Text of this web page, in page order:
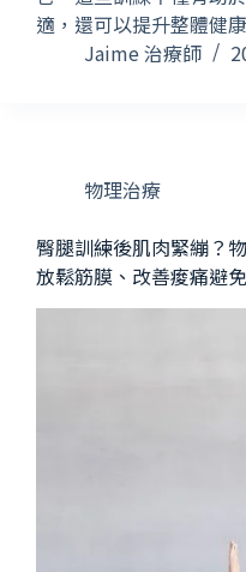
適，還可以提升整體健
Jaime 治療師
物理治療
臀腿訓練後肌肉緊繃？
放鬆筋膜、改善痠痛避